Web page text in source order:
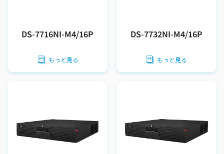
DS-7716NI-M4/16P
もっと見る
DS-7732NI-M4/16P
もっと見る